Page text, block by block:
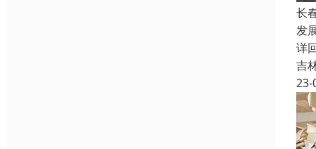
长
发
详
吉
23-